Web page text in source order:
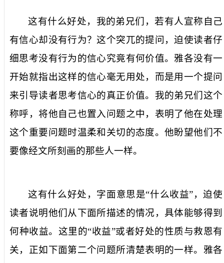
这有什么好处，我的弟兄们，若有人宣称自己
有信心却没有行为？ 这个突兀的提问，迫使读者仔
细思考没有行为的信心究竟有何价值。雅各没有一
开始就指出这样的信心毫无用处，而是用一个提问
来引导读者思考信心的真正价值。 我的弟兄们 这个
称呼，将他自己也置入问题之中，表明了他在处理
这个重要问题时温柔和关切的态度。他盼望他们不
要像经文所刻画的那些人一样。
这有什么好处 ，字面意思是“什么收益”，迫使
读者说明他们从下面所描述的情况，具体能够得到
何种收益。这里的“收益”或者好处的性质与救恩有
关，正如下面第二个问题所清楚表明的一样。雅各